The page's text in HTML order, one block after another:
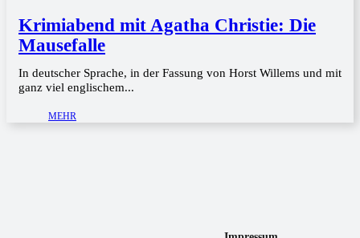
Krimiabend mit Agatha Christie: Die
Mausefalle
In deutscher Sprache, in der Fassung von Horst Willems und mit
ganz viel englischem...
MEHR